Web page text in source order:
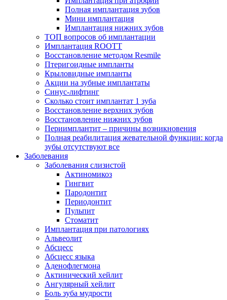
Полная имплантация зубов
Мини имплантация
Имплантация нижних зубов
ТОП вопросов об имплантации
Имплантация ROOTT
Восстановление методом Resmile
Птеригоидные импланты
Крыловидные импланты
Акции на зубные имплантаты
Синус-лифтинг
Сколько стоит имплантат 1 зуба
Восстановление верхних зубов
Восстановление нижних зубов
Периимплантит – причины возникновения
Полная реабилитация жевательной функции: когда
зубы отсутствуют все
Заболевания
Заболевания слизистой
Актиномикоз
Гингвит
Пародонтит
Периодонтит
Пульпит
Стоматит
Имплантация при патологиях
Альвеолит
Абсцесс
Абсцесс языка
Аденофлегмона
Актинический хейлит
Ангулярный хейлит
Боль зуба мудрости